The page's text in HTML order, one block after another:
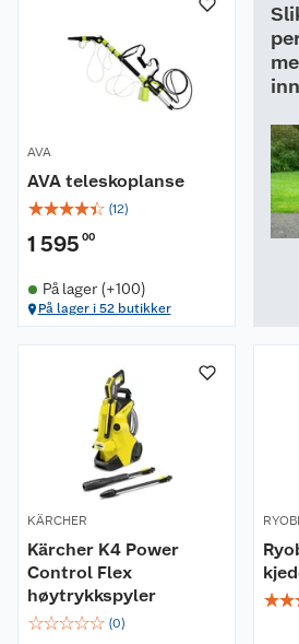
AVA
AVA teleskoplanse
☆☆☆☆☆ (12)
1 595 00
På lager (+100)
På lager i 52 butikker
KÄRCHER
Kärcher K4 Power
Control Flex
høytrykkspyler
☆☆☆☆☆ (0)
RYOBI
☆☆